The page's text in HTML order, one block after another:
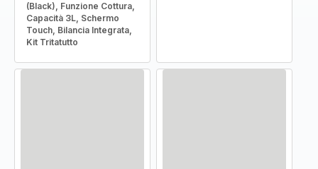
(Black), Funzione Cottura,
Capacità 3L, Schermo
Touch, Bilancia Integrata,
Kit Tritatutto